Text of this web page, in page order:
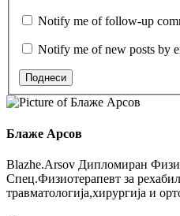
Notify me of follow-up
Notify me of new posts by
Поднеси
Блаже Арсов
Blazhe.Arsov Дипломиран
Спец.Физиотерапевт за
травматологија,хирургија и